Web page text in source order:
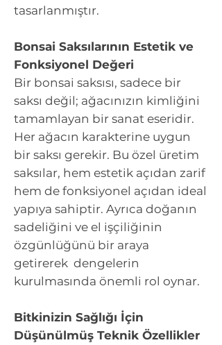
tasarlanmıştır.
Bonsai Saksılarının Estetik ve
Fonksiyonel Değeri
Bir bonsai saksısı, sadece bir
saksı değil; ağacınızın kimliğini
tamamlayan bir sanat eseridir.
Her ağacın karakterine uygun
bir saksı gerekir. Bu özel üretim
saksılar, hem estetik açıdan zarif
hem de fonksiyonel açıdan ideal
yapıya sahiptir. Ayrıca doğanın
sadeliğini ve el işçiliğinin
özgünlüğünü bir araya
getirerek dengelerin
kurulmasında önemli rol oynar.
Bitkinizin Sağlığı İçin
Düşünülmüş Teknik Özellikler